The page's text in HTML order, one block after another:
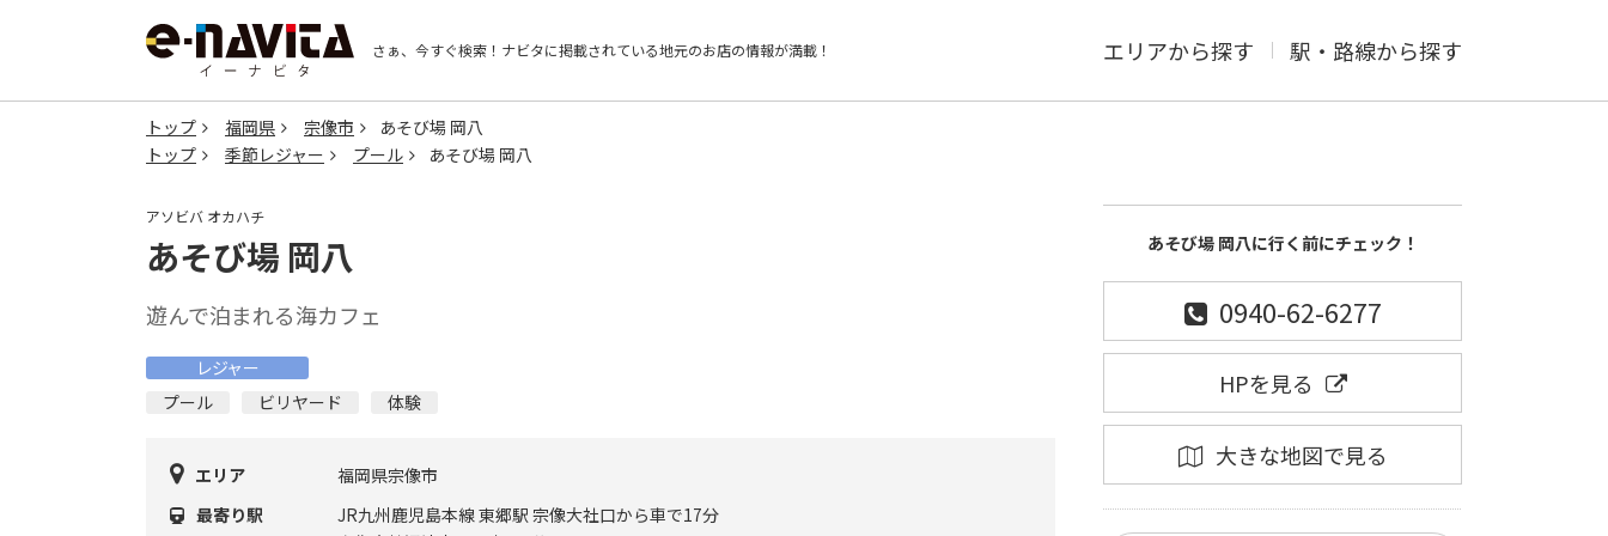
さぁ、今すぐ検索！ ナビタに掲載されている地元のお店の情報が満載！ エリアから探す 駅・路線から探す
トップ 福岡県 宗像市
あそび場 岡八
トップ
季節レジャー プール あそび場 岡八
アソビバ オカハチ
あそび場 岡八
遊んで泊まれる海カフェ
レジャー
プール
ビリヤード 体験
エリア
福岡県宗像市
最寄り駅
JR九州鹿児島本線 東郷駅 宗像大社口から車で17分
あそび場 岡八に行く前にチェック！
0940-62-6277
HPを見る
大きな地図で見る